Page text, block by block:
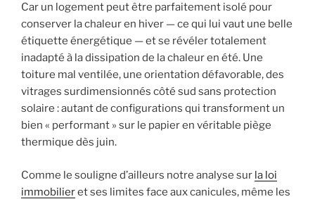
Car un logement peut être parfaitement isolé pour
conserver la chaleur en hiver — ce qui lui vaut une belle
étiquette énergétique — et se révéler totalement
inadapté à la dissipation de la chaleur en été. Une
toiture mal ventilée, une orientation défavorable, des
vitrages surdimensionnés côté sud sans protection
solaire : autant de configurations qui transforment un
bien « performant » sur le papier en véritable piège
thermique dès juin.
Comme le souligne d’ailleurs notre analyse sur la loi
immobilieret ses limites face aux canicules, même les